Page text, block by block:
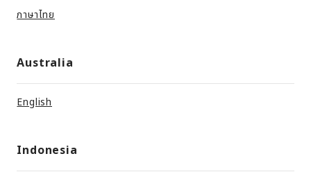
ภาษาไทย
Australia
English
Indonesia